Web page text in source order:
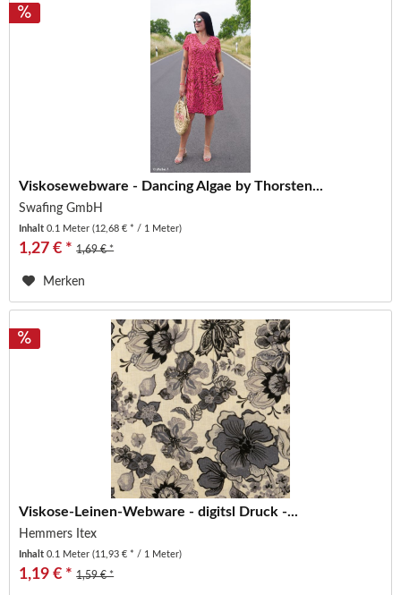
Viskosewebware - Dancing Algae by Thorsten...
Swafing GmbH
Inhalt0.1 Meter(12,68 € * / 1 Meter)
1,27 € * 1,69 € *
Merken
Viskose-Leinen-Webware - digitsl Druck -...
Hemmers Itex
Inhalt0.1 Meter(11,93 € * / 1 Meter)
1,19 € * 1,59 € *